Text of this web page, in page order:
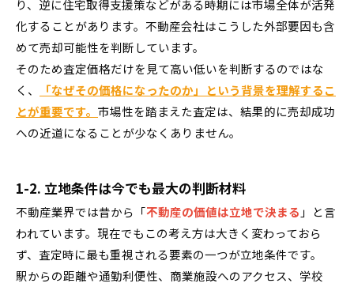
り、逆に住宅取得支援策などがある時期には市場全体が活発
化することがあります。不動産会社はこうした外部要因も含
めて売却可能性を判断しています。
そのため査定価格だけを見て高い低いを判断するのではな
く、
「なぜその価格になったのか」という背景を理解するこ
とが重要です。 市場性を踏まえた査定は、結果的に売却成功
への近道になることが少なくありません。
1-2. 立地条件は今でも最大の判断材料
不動産業界では昔から「不動産の価値は立地で決まる 」と言
われています。現在でもこの考え方は大きく変わっておら
ず、査定時に最も重視される要素の一つが立地条件です。
駅からの距離や通勤利便性、商業施設へのアクセス、学校